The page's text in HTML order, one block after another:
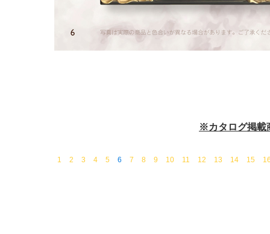
※カタログ掲載
1 2 3 4 5 6 7 8 9 10 11 12 13 14 15